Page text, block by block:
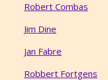
Robert Combas
Jim Dine
Jan Fabre
Robbert Fortgens